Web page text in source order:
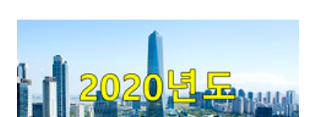
1일부터 시작하여 동해 10월 31일까지 전국에 분포되어있는 2,000여 개
의 건설현장을 대상으로 실사 조사되었습니다. 대상 조사 직종은 보통인
부 등을 포함한 127개 직종이며 해당 자료의 공표일은 2021년 1월 1일
로 이후 해당 자료를 공식적으로 활용할 수 있습니다. 2020년 정부노임
단가 자료 참고 2020년 하반기 정부노임단가 202..